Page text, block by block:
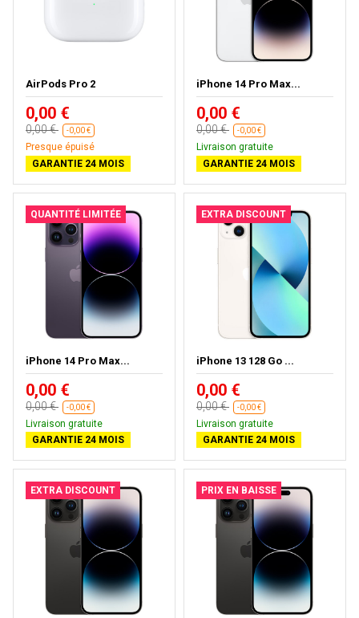
AirPods Pro 2
0,00 €
0,00 € -0,00 €
Presque épuisé
GARANTIE 24 MOIS
iPhone 14 Pro Max...
0,00 €
0,00 € -0,00 €
Livraison gratuite
GARANTIE 24 MOIS
QUANTITÉ LIMITÉE
iPhone 14 Pro Max...
0,00 €
0,00 € -0,00 €
Livraison gratuite
GARANTIE 24 MOIS
EXTRA DISCOUNT
iPhone 13 128 Go ...
0,00 €
0,00 € -0,00 €
Livraison gratuite
GARANTIE 24 MOIS
EXTRA DISCOUNT PRIX EN BAISSE